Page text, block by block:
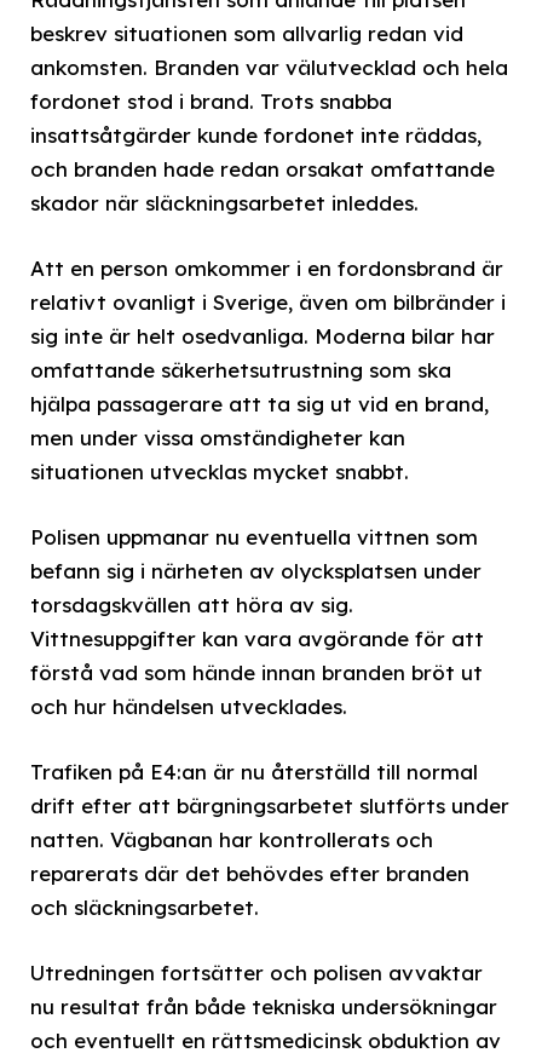
beskrev situationen som allvarlig redan vid
ankomsten. Branden var välutvecklad och hela
fordonet stod i brand. Trots snabba
insattsåtgärder kunde fordonet inte räddas,
och branden hade redan orsakat omfattande
skador när släckningsarbetet inleddes.
Att en person omkommer i en fordonsbrand är
relativt ovanligt i Sverige, även om bilbränder i
sig inte är helt osedvanliga. Moderna bilar har
omfattande säkerhetsutrustning som ska
hjälpa passagerare att ta sig ut vid en brand,
men under vissa omständigheter kan
situationen utvecklas mycket snabbt.
Polisen uppmanar nu eventuella vittnen som
befann sig i närheten av olycksplatsen under
torsdagskvällen att höra av sig.
Vittnesuppgifter kan vara avgörande för att
förstå vad som hände innan branden bröt ut
och hur händelsen utvecklades.
Trafiken på E4:an är nu återställd till normal
drift efter att bärgningsarbetet slutförts under
natten. Vägbanan har kontrollerats och
reparerats där det behövdes efter branden
och släckningsarbetet.
Utredningen fortsätter och polisen avvaktar
nu resultat från både tekniska undersökningar
och eventuellt en rättsmedicinsk obduktion av